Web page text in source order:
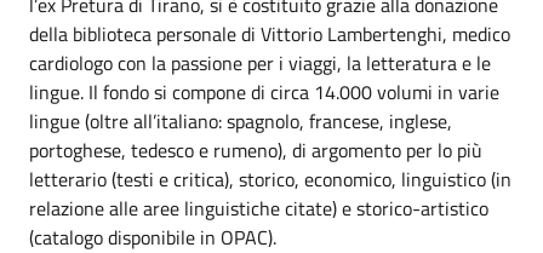
della biblioteca personale di Vittorio Lambertenghi, medico
cardiologo con la passione per i viaggi, la letteratura e le
lingue. Il fondo si compone di circa 14.000 volumi in varie
lingue (oltre all’italiano: spagnolo, francese, inglese,
portoghese, tedesco e rumeno), di argomento per lo più
letterario (testi e critica), storico, economico, linguistico (in
relazione alle aree linguistiche citate) e storico-artistico
(catalogo disponibile in OPAC).